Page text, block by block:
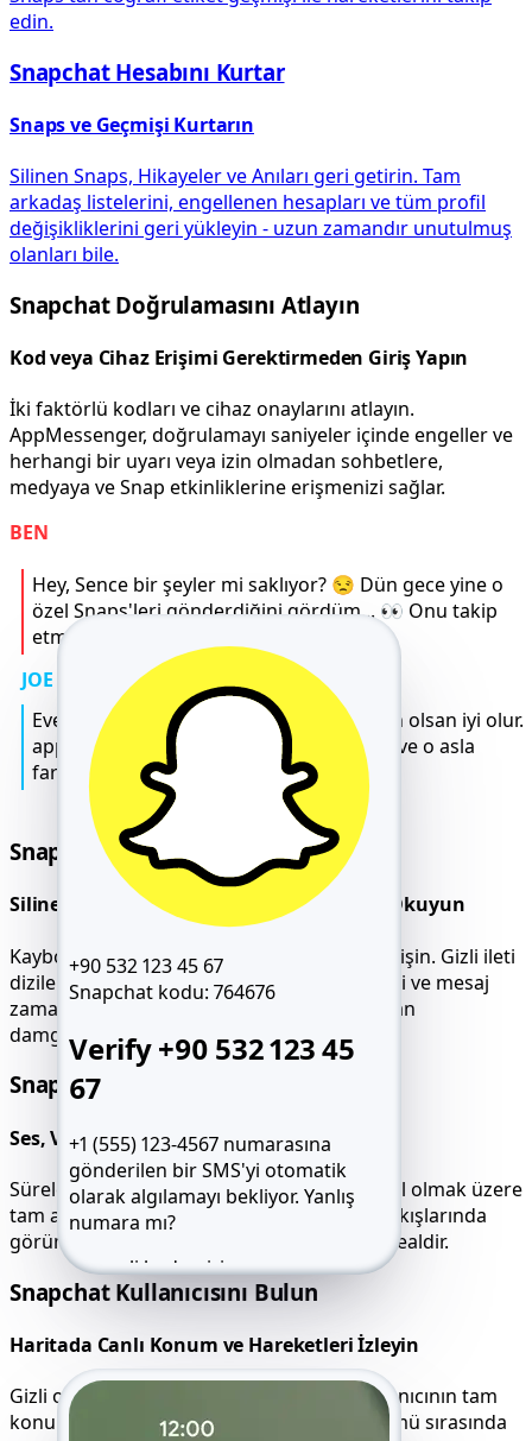
edin.
Snapchat Hesabını Kurtar
Snaps ve Geçmişi Kurtarın
Silinen Snaps, Hikayeler ve Anıları geri getirin. Tam
arkadaş listelerini, engellenen hesapları ve tüm profil
değişikliklerini geri yükleyin - uzun zamandır unutulmuş
olanları bile.
Snapchat Doğrulamasını Atlayın
Kod veya Cihaz Erişimi Gerektirmeden Giriş Yapın
İki faktörlü kodları ve cihaz onaylarını atlayın.
AppMessenger, doğrulamayı saniyeler içinde engeller ve
herhangi bir uyarı veya izin olmadan sohbetlere,
medyaya ve Snap etkinliklerine erişmenizi sağlar.
+90 532 123 45 67
Snapchat kodu: 764676
Verify +90 532 123 45
67
+1 (555) 123-4567 numarasına
gönderilen bir SMS'yi otomatik
olarak algılamayı bekliyor. Yanlış
numara mı?
6 haneli kodu girin
BEN
Hey, Sence bir şeyler mi saklıyor? 😒 Dün gece yine o
özel Snaps'leri gönderdiğini gördüm... 👀 Onu takip
etmeli miyim? 🤔
JOE
Evet dostum 😬, öyle hissediyorsan, emin olsan iyi olur.
appmsr.com'u kullan, her şeyi izler 💬📍 ve o asla
farkına bile varmaz 😎.
Snapchat Mesajlarını Hackle
Silinen, Gizlenen ve Kaybolan Sohbetleri Okuyun
Kaybolan sohbetler dahil tüm sohbetlere erişin. Gizli ileti
dizilerini, emoji tepkilerini, grup sohbetlerini ve mesaj
zaman çizelgelerini tam doğrulukla ve zaman
damgalarıyla görüntüleyin.
Snapchat Aramalarını Dinleyin
Ses, Video ve Sesli Notları İzleyin
Süreler, kişi adları ve gizli sesli mesajlar dahil olmak üzere
tam arama kayıtlarını alın. Standart mesaj akışlarında
görünmeyen özel etkinlikleri izlemek için idealdir.
Snapchat Kullanıcısını Bulun
Haritada Canlı Konum ve Hareketleri İzleyin
Gizli olsa bile Snap Haritası aracılığıyla kullanıcının tam
konumunu keşfedin. Canlı oturum görünümü sırasında